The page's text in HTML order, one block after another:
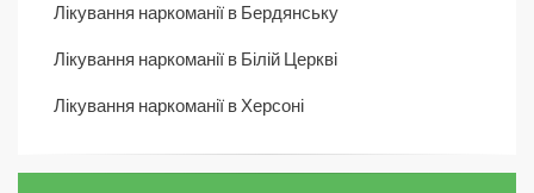
Лікування наркоманії в Бердянську
Лікування наркоманії в Білій Церкві
Лікування наркоманії в Херсоні